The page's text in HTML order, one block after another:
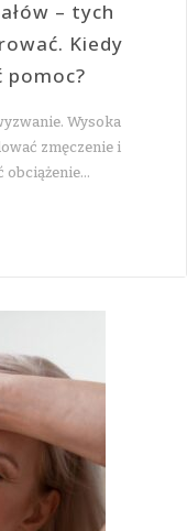
– tych
Kiedy
pomoc?
Wysoka
zmęczenie i
obciążenie…